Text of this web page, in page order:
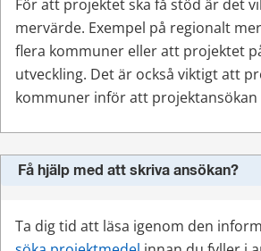
För att projektet ska få stöd är det
mervärde. Exempel på regionalt
flera kommuner eller att projektet
utveckling. Det är också viktigt att
kommuner inför att projektansökan
Få hjälp med att skriva ansökan?